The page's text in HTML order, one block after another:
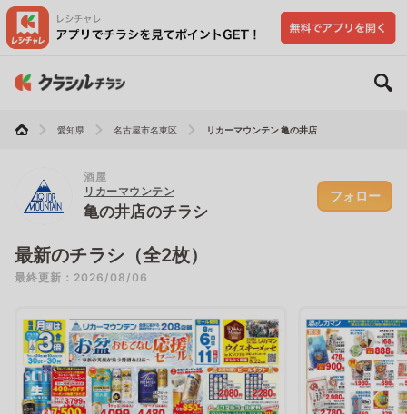
愛知県 名古屋市名東区 リカーマウンテン 亀の井店
酒屋
リカーマウンテン
亀の井店のチラシ
フォロー
最新のチラシ（全2枚）
最終更新：2026/08/06